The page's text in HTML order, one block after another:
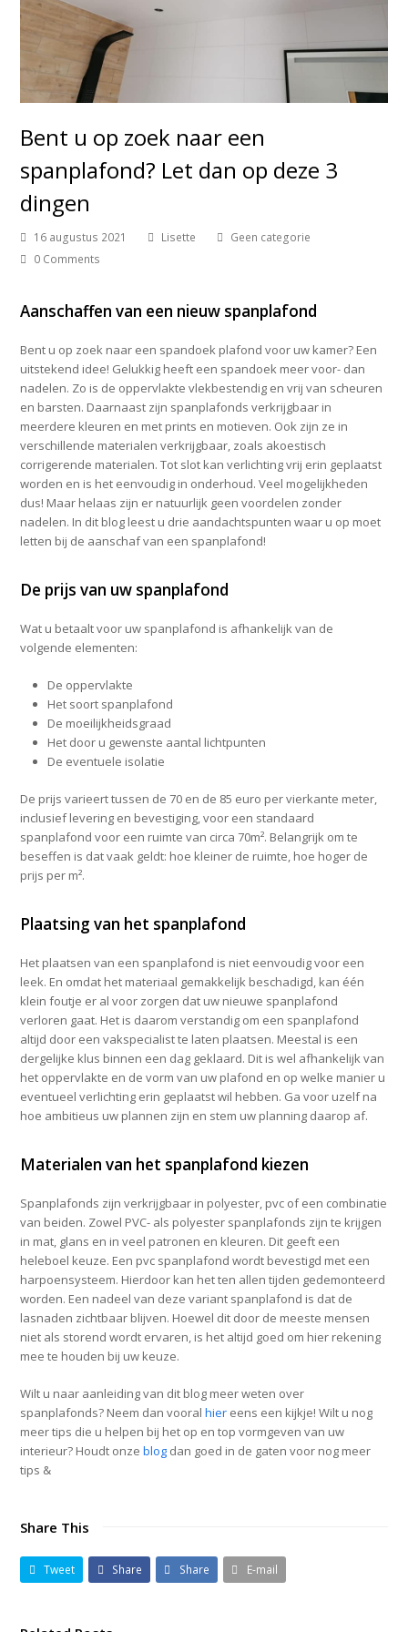
Bent u op zoek naar een
spanplafond? Let dan op deze 3
dingen
16 augustus 2021 Lisette
Geen categorie
0 Comments
Aanschaffen van een nieuw spanplafond
Bent u op zoek naar een spandoek plafond voor uw kamer? Een
uitstekend idee! Gelukkig heeft een spandoek meer voor- dan
nadelen. Zo is de oppervlakte vlekbestendig en vrij van scheuren
en barsten. Daarnaast zijn spanplafonds verkrijgbaar in
meerdere kleuren en met prints en motieven. Ook zijn ze in
verschillende materialen verkrijgbaar, zoals akoestisch
corrigerende materialen. Tot slot kan verlichting vrij erin geplaatst
worden en is het eenvoudig in onderhoud. Veel mogelijkheden
dus! Maar helaas zijn er natuurlijk geen voordelen zonder
nadelen. In dit blog leest u drie aandachtspunten waar u op moet
letten bij de aanschaf van een spanplafond!
De prijs van uw spanplafond
Wat u betaalt voor uw spanplafond is afhankelijk van de
volgende elementen:
De oppervlakte
Het soort spanplafond
De moeilijkheidsgraad
Het door u gewenste aantal lichtpunten
De eventuele isolatie
De prijs varieert tussen de 70 en de 85 euro per vierkante meter,
inclusief levering en bevestiging, voor een standaard
spanplafond voor een ruimte van circa 70m². Belangrijk om te
beseffen is dat vaak geldt: hoe kleiner de ruimte, hoe hoger de
prijs per m².
Plaatsing van het spanplafond
Het plaatsen van een spanplafond is niet eenvoudig voor een
leek. En omdat het materiaal gemakkelijk beschadigd, kan één
klein foutje er al voor zorgen dat uw nieuwe spanplafond
verloren gaat. Het is daarom verstandig om een spanplafond
altijd door een vakspecialist te laten plaatsen. Meestal is een
dergelijke klus binnen een dag geklaard. Dit is wel afhankelijk van
het oppervlakte en de vorm van uw plafond en op welke manier u
eventueel verlichting erin geplaatst wil hebben. Ga voor uzelf na
hoe ambitieus uw plannen zijn en stem uw planning daarop af.
Materialen van het spanplafond kiezen
Spanplafonds zijn verkrijgbaar in polyester, pvc of een combinatie
van beiden. Zowel PVC- als polyester spanplafonds zijn te krijgen
in mat, glans en in veel patronen en kleuren. Dit geeft een
heleboel keuze. Een pvc spanplafond wordt bevestigd met een
harpoensysteem. Hierdoor kan het ten allen tijden gedemonteerd
worden. Een nadeel van deze variant spanplafond is dat de
lasnaden zichtbaar blijven. Hoewel dit door de meeste mensen
niet als storend wordt ervaren, is het altijd goed om hier rekening
mee te houden bij uw keuze.
Wilt u naar aanleiding van dit blog meer weten over
spanplafonds? Neem dan vooralhier eens een kijkje! Wilt u nog
meer tips die u helpen bij het op en top vormgeven van uw
interieur? Houdt onzeblog dan goed in de gaten voor nog meer
tips &
Share This
Tweet Share Share E-mail